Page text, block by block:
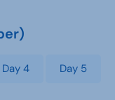
Day 4 Day 5